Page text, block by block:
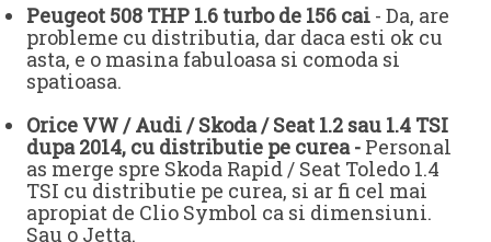
Peugeot 508 THP 1.6 turbo de 156 cai - Da, are
probleme cu distributia, dar daca esti ok cu
asta, e o masina fabuloasa si comoda si
spatioasa.
Orice VW / Audi / Skoda / Seat 1.2 sau 1.4 TSI
dupa 2014, cu distributie pe curea - Personal
as merge spre Skoda Rapid / Seat Toledo 1.4
TSI cu distributie pe curea, si ar fi cel mai
apropiat de Clio Symbol ca si dimensiuni.
Sau o Jetta.